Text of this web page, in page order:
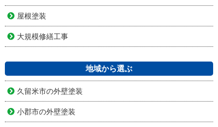
屋根塗装
大規模修繕工事
地域から選ぶ
久留米市の外壁塗装
小郡市の外壁塗装